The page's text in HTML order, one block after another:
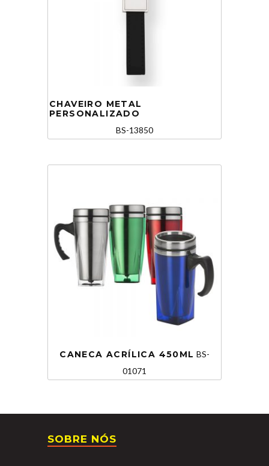
CHAVEIRO METAL
PERSONALIZADO
BS-13850
CANECA ACRÍLICA 450ML BS-
01071
SOBRE NÓS